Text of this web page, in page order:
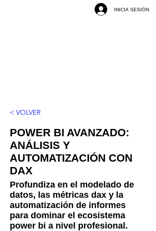
INICIA SESIÓN
< VOLVER
POWER BI AVANZADO:
ANÁLISIS Y
AUTOMATIZACIÓN CON
DAX
Profundiza en el modelado de
datos, las métricas dax y la
automatización de informes
para dominar el ecosistema
power bi a nivel profesional.